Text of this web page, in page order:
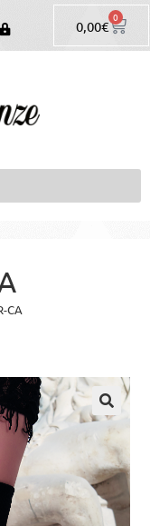
0,00€ 0
CA